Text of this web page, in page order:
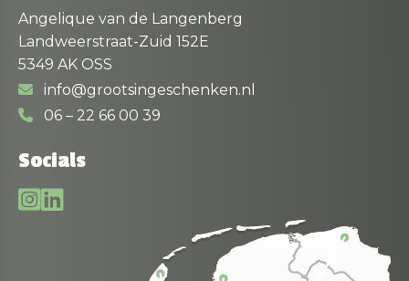
Angelique van de Langenberg
Landweerstraat-Zuid 152E
5349 AK OSS
info@grootsingeschenken.nl
06 – 22 66 00 39
Socials